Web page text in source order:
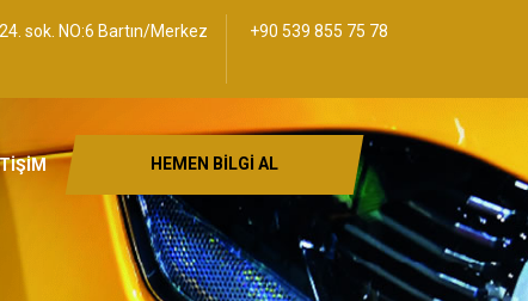
sok. NO:6 Bartın/Merkez +90 539 855 75 78
HEMEN BİLGİ AL